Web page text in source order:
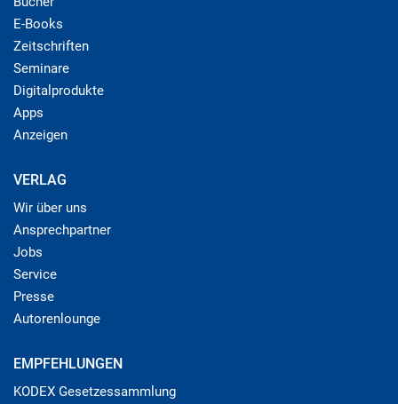
E-Books
Zeitschriften
Seminare
Digitalprodukte
Apps
Anzeigen
VERLAG
Wir über uns
Ansprechpartner
Jobs
Service
Presse
Autorenlounge
EMPFEHLUNGEN
KODEX Gesetzessammlung